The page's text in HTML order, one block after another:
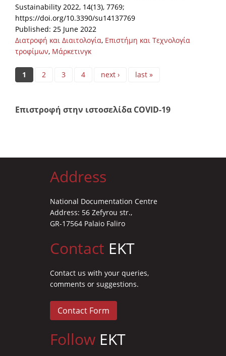
Sustainability 2022, 14(13), 7769;
https://doi.org/10.3390/su14137769
Published: 25 June 2022
Διατροφή και Διαιτολογία, Επιστήμη και Τεχνολογία
τροφίμων, Μάρκετινγκ
Pages
1 2 3 4 next › last »
Επιστροφή στην ιστοσελίδα COVID-19
Address
National Documentation Centre
Address: 56 Zefyrou str.,
GR-17564 Palaio Faliro
Contact EKT
Contact us with your queries,
comments or suggestions.
Contact Form
Follow EKT